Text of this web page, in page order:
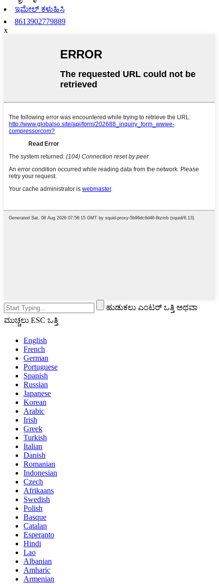
ಇಮೇಲ್ ಕಳುಹಿಸಿ
8613902779889
x
ಹುಡುಕಲು ಎಂಟರ್ ಒತ್ತಿ ಅಥವಾ
ಮುಚ್ಚಲು ESC ಒತ್ತಿ
English
French
German
Portuguese
Spanish
Russian
Japanese
Korean
Arabic
Irish
Greek
Turkish
Italian
Danish
Romanian
Indonesian
Czech
Afrikaans
Swedish
Polish
Basque
Catalan
Esperanto
Hindi
Lao
Albanian
Amharic
Armenian